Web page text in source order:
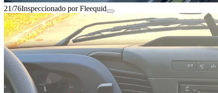
21/76Inspeccionado por Fleequid